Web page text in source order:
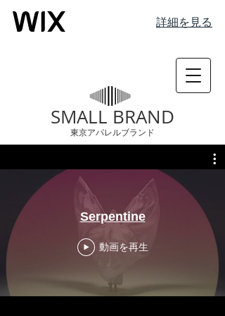
詳細を見る